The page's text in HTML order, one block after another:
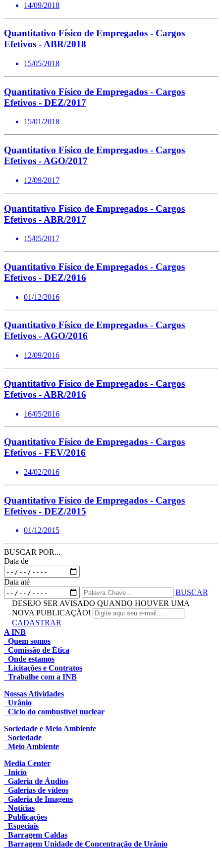
14/09/2018
Quantitativo Físico de Empregados - Cargos
Efetivos - ABR/2018
15/05/2018
Quantitativo Físico de Empregados - Cargos
Efetivos - DEZ/2017
15/01/2018
Quantitativo Físico de Empregados - Cargos
Efetivos - AGO/2017
12/09/2017
Quantitativo Físico de Empregados - Cargos
Efetivos - ABR/2017
15/05/2017
Quantitativo Físico de Empregados - Cargos
Efetivos - DEZ/2016
01/12/2016
Quantitativo Físico de Empregados - Cargos
Efetivos - AGO/2016
12/09/2016
Quantitativo Físico de Empregados - Cargos
Efetivos - ABR/2016
16/05/2016
Quantitativo Físico de Empregados - Cargos
Efetivos - FEV/2016
24/02/2016
Quantitativo Físico de Empregados - Cargos
Efetivos - DEZ/2015
01/12/2015
BUSCAR POR...
Data de
Data até
BUSCAR
DESEJO SER AVISADO QUANDO HOUVER UMA
NOVA PUBLICAÇÃO!
CADASTRAR
A INB
Quem somos
Comissão de Ética
Onde estamos
Licitações e Contratos
Trabalhe com a INB
Nossas Atividades
Urânio
Ciclo do combustível nuclear
Sociedade e Meio Ambiente
Sociedade
Meio Ambiente
Media Center
Inicio
Galeria de Áudios
Galerias de vídeos
Galeria de Imagens
Notícias
Publicações
Especiais
Barragem Caldas
Barragem Unidade de Concentração de Urânio